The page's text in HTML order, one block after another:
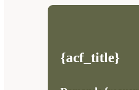
{acf_title}